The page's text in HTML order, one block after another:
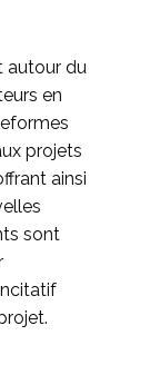
autour du
en
projets
ainsi
sont